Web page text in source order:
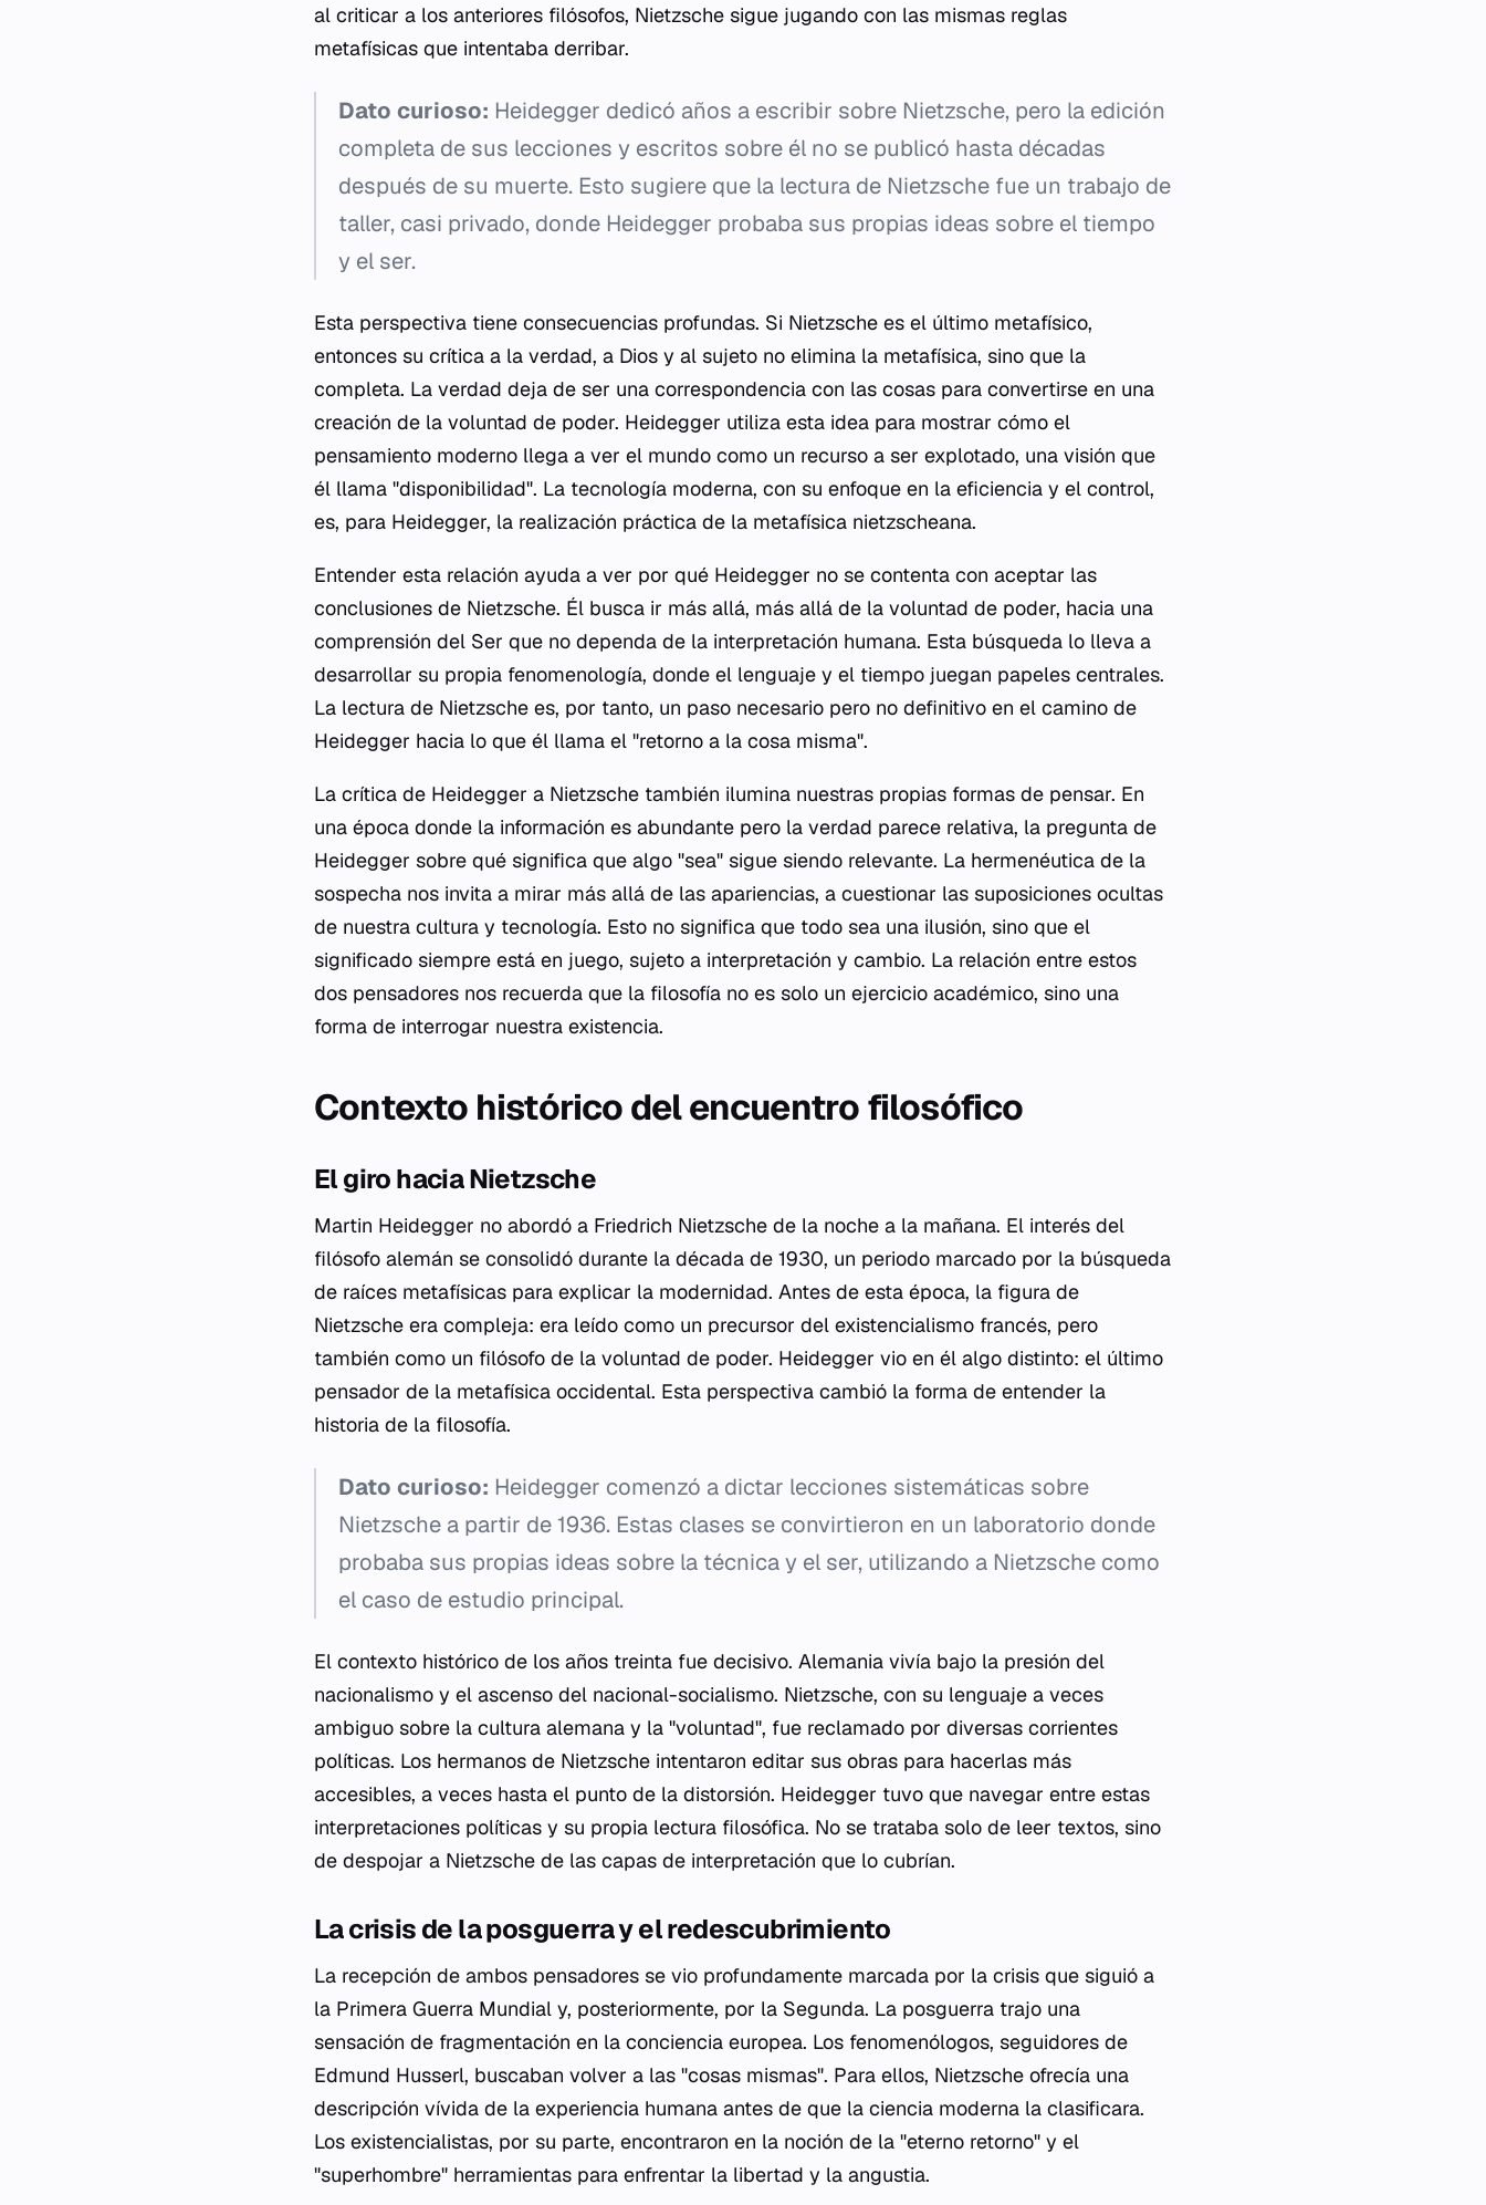
al criticar a los anteriores filósofos, Nietzsche sigue jugando con las mismas reglas
metafísicas que intentaba derribar.
Dato curioso: Heidegger dedicó años a escribir sobre Nietzsche, pero la edición
completa de sus lecciones y escritos sobre él no se publicó hasta décadas
después de su muerte. Esto sugiere que la lectura de Nietzsche fue un trabajo de
taller, casi privado, donde Heidegger probaba sus propias ideas sobre el tiempo
y el ser.
Esta perspectiva tiene consecuencias profundas. Si Nietzsche es el último metafísico,
entonces su crítica a la verdad, a Dios y al sujeto no elimina la metafísica, sino que la
completa. La verdad deja de ser una correspondencia con las cosas para convertirse en una
creación de la voluntad de poder. Heidegger utiliza esta idea para mostrar cómo el
pensamiento moderno llega a ver el mundo como un recurso a ser explotado, una visión que
él llama "disponibilidad". La tecnología moderna, con su enfoque en la eficiencia y el control,
es, para Heidegger, la realización práctica de la metafísica nietzscheana.
Entender esta relación ayuda a ver por qué Heidegger no se contenta con aceptar las
conclusiones de Nietzsche. Él busca ir más allá, más allá de la voluntad de poder, hacia una
comprensión del Ser que no dependa de la interpretación humana. Esta búsqueda lo lleva a
desarrollar su propia fenomenología, donde el lenguaje y el tiempo juegan papeles centrales.
La lectura de Nietzsche es, por tanto, un paso necesario pero no definitivo en el camino de
Heidegger hacia lo que él llama el "retorno a la cosa misma".
La crítica de Heidegger a Nietzsche también ilumina nuestras propias formas de pensar. En
una época donde la información es abundante pero la verdad parece relativa, la pregunta de
Heidegger sobre qué significa que algo "sea" sigue siendo relevante. La hermenéutica de la
sospecha nos invita a mirar más allá de las apariencias, a cuestionar las suposiciones ocultas
de nuestra cultura y tecnología. Esto no significa que todo sea una ilusión, sino que el
significado siempre está en juego, sujeto a interpretación y cambio. La relación entre estos
dos pensadores nos recuerda que la filosofía no es solo un ejercicio académico, sino una
forma de interrogar nuestra existencia.
Contexto histórico del encuentro filosófico
El giro hacia Nietzsche
Martin Heidegger no abordó a Friedrich Nietzsche de la noche a la mañana. El interés del
filósofo alemán se consolidó durante la década de 1930, un periodo marcado por la búsqueda
de raíces metafísicas para explicar la modernidad. Antes de esta época, la figura de
Nietzsche era compleja: era leído como un precursor del existencialismo francés, pero
también como un filósofo de la voluntad de poder. Heidegger vio en él algo distinto: el último
pensador de la metafísica occidental. Esta perspectiva cambió la forma de entender la
historia de la filosofía.
Dato curioso: Heidegger comenzó a dictar lecciones sistemáticas sobre
Nietzsche a partir de 1936. Estas clases se convirtieron en un laboratorio donde
probaba sus propias ideas sobre la técnica y el ser, utilizando a Nietzsche como
el caso de estudio principal.
El contexto histórico de los años treinta fue decisivo. Alemania vivía bajo la presión del
nacionalismo y el ascenso del nacional-socialismo. Nietzsche, con su lenguaje a veces
ambiguo sobre la cultura alemana y la "voluntad", fue reclamado por diversas corrientes
políticas. Los hermanos de Nietzsche intentaron editar sus obras para hacerlas más
accesibles, a veces hasta el punto de la distorsión. Heidegger tuvo que navegar entre estas
interpretaciones políticas y su propia lectura filosófica. No se trataba solo de leer textos, sino
de despojar a Nietzsche de las capas de interpretación que lo cubrían.
La crisis de la posguerra y el redescubrimiento
La recepción de ambos pensadores se vio profundamente marcada por la crisis que siguió a
la Primera Guerra Mundial y, posteriormente, por la Segunda. La posguerra trajo una
sensación de fragmentación en la conciencia europea. Los fenomenólogos, seguidores de
Edmund Husserl, buscaban volver a las "cosas mismas". Para ellos, Nietzsche ofrecía una
descripción vívida de la experiencia humana antes de que la ciencia moderna la clasificara.
Los existencialistas, por su parte, encontraron en la noción de la "eterno retorno" y el
"superhombre" herramientas para enfrentar la libertad y la angustia.